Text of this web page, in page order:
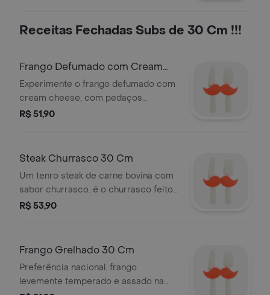
Receitas Fechadas Subs de 30 Cm !!!
Frango Defumado com Cream
Cheese de 30 Cm
Experimente o frango defumado com
cream cheese, com pedaços
suculentos de cubos de frango e o
R$ 51,90
Steak Churrasco 30 Cm
Um tenro steak de carne bovina com
sabor churrasco. é o churrasco feito
do jeito que você sempre quis.
R$ 53,90
Frango Grelhado 30 Cm
Preferência nacional. frango
levemente temperado e assado na